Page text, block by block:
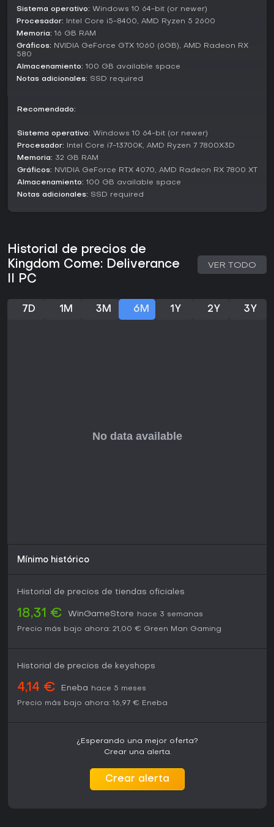
implicación con estos grupos define las ramas
argumentales, desde fugas clandestinas hasta sofocar
revueltas, todo en un entorno inspirado en la historia real.
¿Merece la pena?
mundo hasta febrero de 2026 y un pico de 256,206
Deliverance II ha recibido reseñas generalmente favorables.
Si buscas un role-playing profundo con fidelidad histórica
y sistemas complejos, este juego es ideal para fans de
RPGs que quieren una aventura single-player exigente.
Sistema operativo: Windows 10 64-bit (or newer)
Procesador: Intel Core i5-8400, AMD Ryzen 5 2600
Memoria: 16 GB RAM
Gráficos: NVIDIA GeForce GTX 1060 (6GB), AMD Radeon RX
580
Almacenamiento: 100 GB available space
Notas adicionales: SSD required
Recomendado:
Sistema operativo: Windows 10 64-bit (or newer)
Procesador: Intel Core i7-13700K, AMD Ryzen 7 7800X3D
Memoria: 32 GB RAM
Gráficos: NVIDIA GeForce RTX 4070, AMD Radeon RX 7800 XT
Almacenamiento: 100 GB available space
Notas adicionales: SSD required
Historial de precios de
Kingdom Come: Deliverance
II PC
VER TODO
7D 1M 3M 6M 1Y 2Y 3Y
Mínimo histórico
Historial de precios de tiendas oficiales
18,31 € WinGameStore
hace 3 semanas
Precio más bajo ahora: 21,00 € Green Man Gaming
Historial de precios de keyshops
4,14 € Eneba
hace 5 meses
Precio más bajo ahora: 16,97 € Eneba
¿Esperando una mejor oferta?
Crear una alerta.
Crear alerta